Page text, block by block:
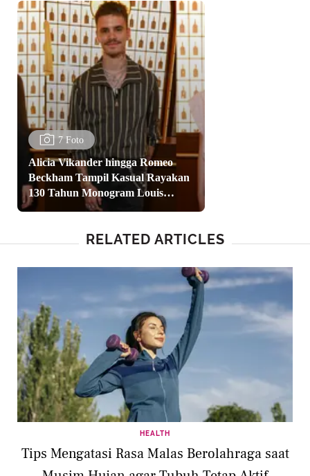
7 Foto
Alicia Vikander hingga Romeo
Beckham Tampil Kasual Rayakan
130 Tahun Monogram Louis
Vuitton di London
RELATED ARTICLES
HEALTH
Tips Mengatasi Rasa Malas Berolahraga saat